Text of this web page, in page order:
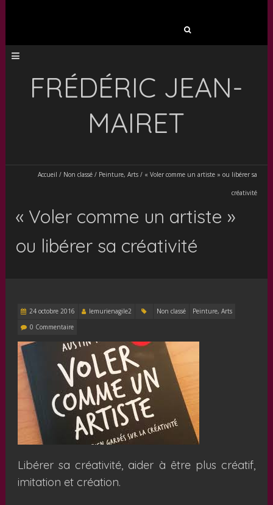
FRÉDÉRIC JEAN-
MAIRET
Accueil / Non classé/ Peinture, Arts/ « Voler comme un artiste » ou libérer sa
créativité
« Voler comme un artiste »
ou libérer sa créativité
24 octobre 2016 lemurienagile2 Non classé
Peinture, Arts
0 Commentaire
Libérer sa créativité, aider à être plus créatif,
imitation et création.